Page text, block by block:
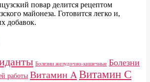
повар делится рецептом
майонеза. Готовится легко и,
добавок.
Болезни желудочно-кишечные Болезни
работы Витамин A Витамин C